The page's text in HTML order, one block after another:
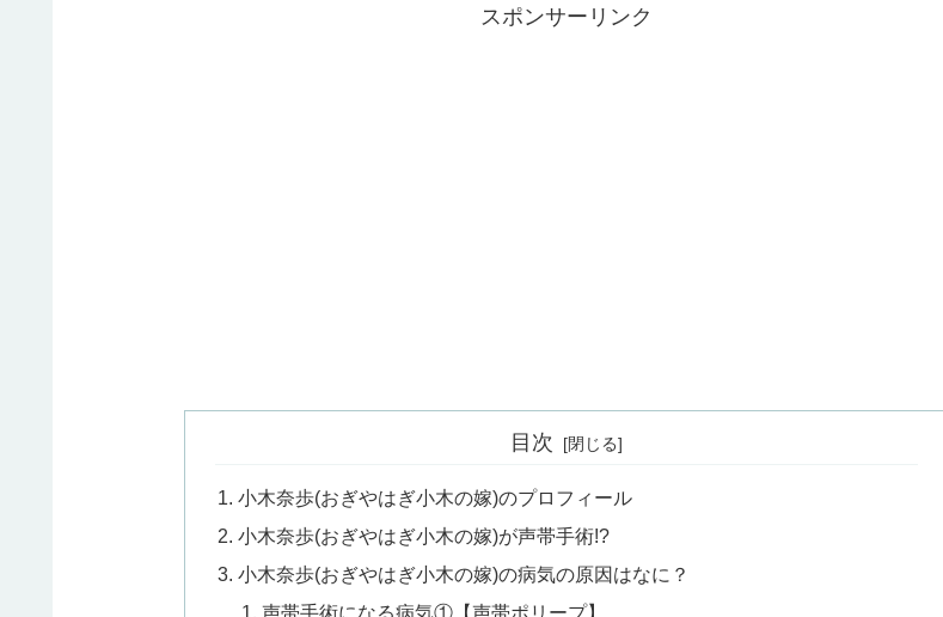
スポンサーリンク
目次
小木奈歩(おぎやはぎ小木の嫁)のプロフィール
小木奈歩(おぎやはぎ小木の嫁)が声帯手術!?
小木奈歩(おぎやはぎ小木の嫁)の病気の原因はなに？
声帯手術になる病気①【声帯ポリープ】